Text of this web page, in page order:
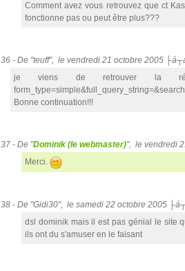
Comment avez vous retrouvez que ct
fonctionne pas ou peut être plus???
36 - De "teuff", le vendredi 21 octobre 2005
je viens de retrouver la
Bonne continuation!!!
37 - De "Dominik (le webmaster)", le vendredi
Merci.
38 - De "Gidi30", le samedi 22 octobre 2005
dsl dominik mais il est pas génial le site
ils ont du s'amuser en le faisant